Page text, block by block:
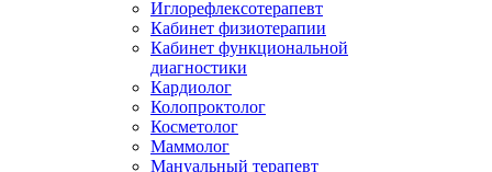
Иглорефлексотерапевт
Кабинет физиотерапии
Кабинет функциональной
диагностики
Кардиолог
Колопроктолог
Косметолог
Маммолог
Мануальный терапевт